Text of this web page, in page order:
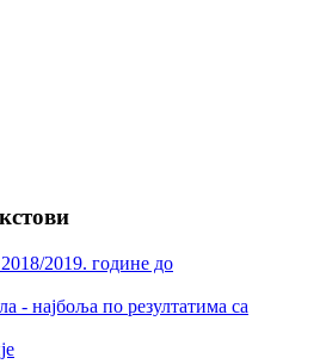
2019. године дo
- најбоља по резултатима са